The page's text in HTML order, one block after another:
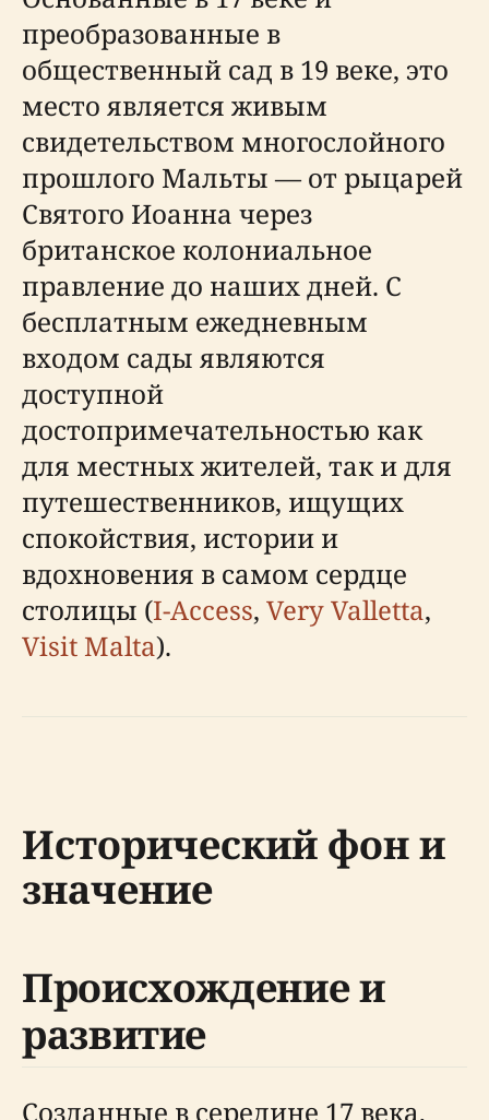
преобразованные в
общественный сад в 19 веке, это
место является живым
свидетельством многослойного
прошлого Мальты — от рыцарей
Святого Иоанна через
британское колониальное
правление до наших дней. С
бесплатным ежедневным
входом сады являются
доступной
достопримечательностью как
для местных жителей, так и для
путешественников, ищущих
спокойствия, истории и
вдохновения в самом сердце
столицы (I-Access, Very Valletta,
Visit Malta).
Исторический фон и
значение
Происхождение и
развитие
Созданные в середине 17 века,